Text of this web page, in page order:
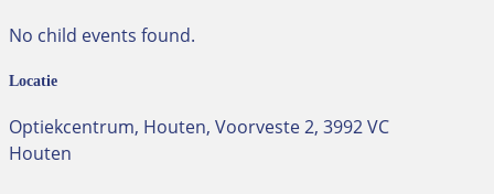
No child events found.
Locatie
Optiekcentrum, Houten, Voorveste 2, 3992 VC
Houten